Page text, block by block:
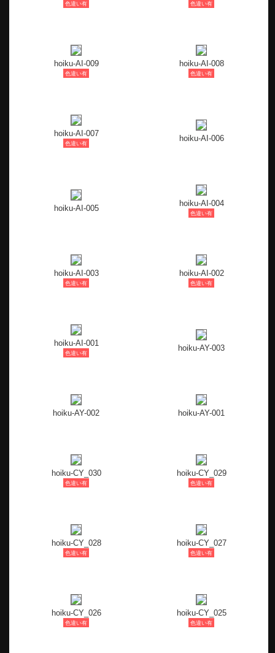
色違い有 色違い有
hoiku-AI-009
色違い有
hoiku-AI-008
色違い有
hoiku-AI-007
色違い有
hoiku-AI-006
hoiku-AI-005
hoiku-AI-004
色違い有
hoiku-AI-003
色違い有
hoiku-AI-002
色違い有
hoiku-AI-001
色違い有
hoiku-AY-003
hoiku-AY-002 hoiku-AY-001
hoiku-CY_030
色違い有
hoiku-CY_029
色違い有
hoiku-CY_028
色違い有
hoiku-CY_027
色違い有
hoiku-CY_026
色違い有
hoiku-CY_025
色違い有